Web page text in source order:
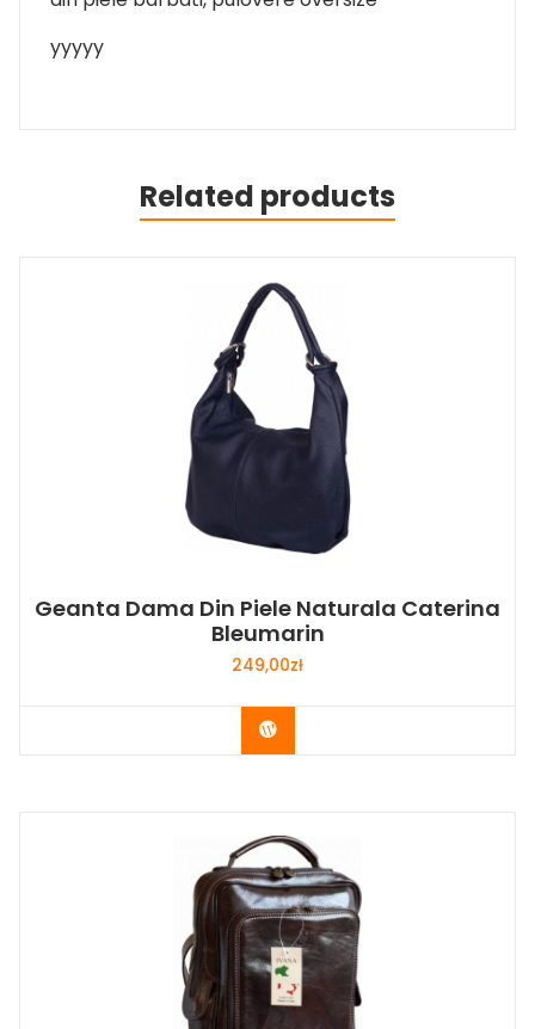
yyyyy
Related products
Geanta Dama Din Piele Naturala Caterina
Bleumarin
249,00zł
Buy Now